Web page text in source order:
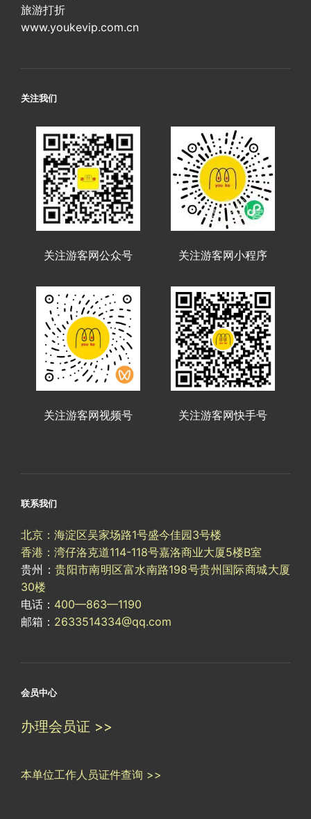
旅游打折
www.youkevip.com.cn
关注我们
关注游客网公众号 关注游客网小程序
关注游客网视频号 关注游客网快手号
联系我们
北京：海淀区吴家场路1号盛今佳园3号楼
香港：湾仔洛克道114-118号嘉洛商业大厦5楼B室
贵州：贵阳市南明区富水南路198号贵州国际商城大厦
30楼
电话： 400—863—1190
邮箱： 2633514334@qq.com
会员中心
办理会员证 >>
本单位工作人员证件查询 >>